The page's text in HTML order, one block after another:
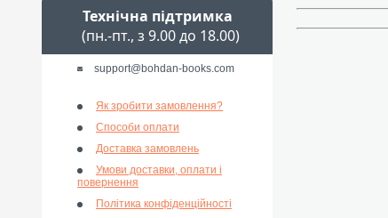
Технічна підтримка
(пн.-пт., з 9.00 до 18.00)
support@bohdan-books.com
Як зробити замовлення?
Способи оплати
Доставка замовлень
Умови доставки, оплати і
повернення
Політика конфіденційності